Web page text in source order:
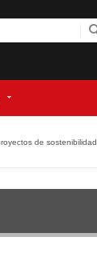
de sostenibilidad